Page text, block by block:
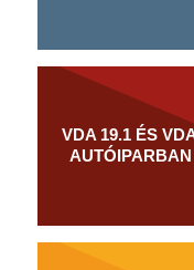
VDA 19.1 ÉS